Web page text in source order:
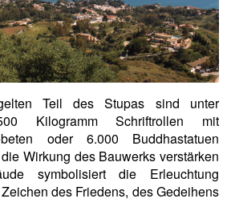
Teil des Stupas sind unter
Kilogramm Schriftrollen mit
oder 6.000 Buddhastatuen
Wirkung des Bauwerks verstärken
symbolisiert die Erleuchtung
des Friedens, des Gedeihens